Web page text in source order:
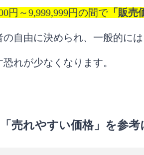
円 ～9,999,999円の間で 「販売
自由に決められ、一般的に
れが少なくなります。
売れやすい価格」を参考